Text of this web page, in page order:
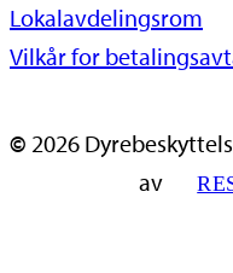
Lokalavdelingsrom
Vilkår for
© 2026
av